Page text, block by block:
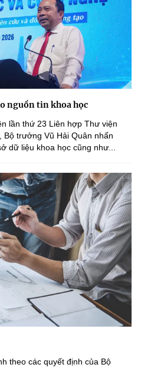
nguồn tin khoa học
lần thứ 23 Liên hợp Thư viện
Bộ trưởng Vũ Hải Quân nhấn
dữ liệu khoa học cũng như...
theo các quyết định của Bộ